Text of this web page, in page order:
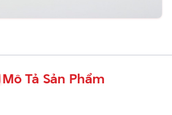
Mô Tả Sản Phẩm